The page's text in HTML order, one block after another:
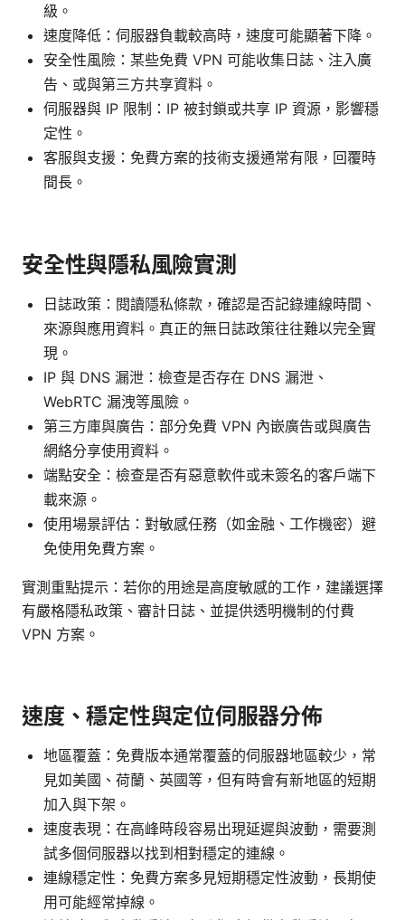
級。
速度降低：伺服器負載較高時，速度可能顯著下降。
安全性風險：某些免費 VPN 可能收集日誌、注入廣
告、或與第三方共享資料。
伺服器與 IP 限制：IP 被封鎖或共享 IP 資源，影響穩
定性。
客服與支援：免費方案的技術支援通常有限，回覆時
間長。
安全性與隱私風險實測
日誌政策：閱讀隱私條款，確認是否記錄連線時間、
來源與應用資料。真正的無日誌政策往往難以完全實
現。
IP 與 DNS 漏泄：檢查是否存在 DNS 漏泄、
WebRTC 漏洩等風險。
第三方庫與廣告：部分免費 VPN 內嵌廣告或與廣告
網絡分享使用資料。
端點安全：檢查是否有惡意軟件或未簽名的客戶端下
載來源。
使用場景評估：對敏感任務（如金融、工作機密）避
免使用免費方案。
實測重點提示：若你的用途是高度敏感的工作，建議選擇
有嚴格隱私政策、審計日誌、並提供透明機制的付費
VPN 方案。
速度、穩定性與定位伺服器分佈
地區覆蓋：免費版本通常覆蓋的伺服器地區較少，常
見如美國、荷蘭、英國等，但有時會有新地區的短期
加入與下架。
速度表現：在高峰時段容易出現延遲與波動，需要測
試多個伺服器以找到相對穩定的連線。
連線穩定性：免費方案多見短期穩定性波動，長期使
用可能經常掉線。